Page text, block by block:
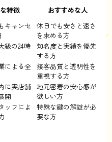
特徴
おすすめな人
キャンセ
休日でも安さと速さ
を求める方
級の24時
知名度と実績を優先
する方
による全 接客品質と透明性を
重視する方
に実店舗
開
地元密着の安心感が
欲しい方
ッフによ
特殊な鍵の解錠が必
要な方